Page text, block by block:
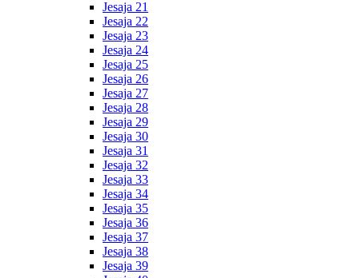
Jesaja 21
Jesaja 22
Jesaja 23
Jesaja 24
Jesaja 25
Jesaja 26
Jesaja 27
Jesaja 28
Jesaja 29
Jesaja 30
Jesaja 31
Jesaja 32
Jesaja 33
Jesaja 34
Jesaja 35
Jesaja 36
Jesaja 37
Jesaja 38
Jesaja 39